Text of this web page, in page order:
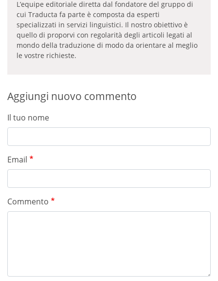
L’equipe editoriale diretta dal fondatore del gruppo di
cui Traducta fa parte è composta da esperti
specializzati in servizi linguistici. Il nostro obiettivo è
quello di proporvi con regolarità degli articoli legati al
mondo della traduzione di modo da orientare al meglio
le vostre richieste.
Aggiungi nuovo commento
Il tuo nome
Email
Commento